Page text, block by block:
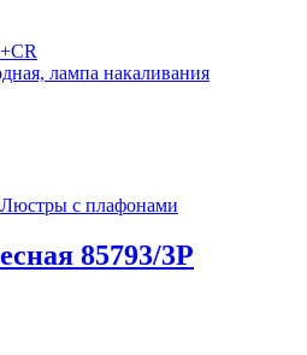
лампа накаливания
Люстры с плафонами
85793/3P